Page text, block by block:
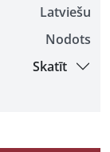
Latviešu
Nodots
Skatīt